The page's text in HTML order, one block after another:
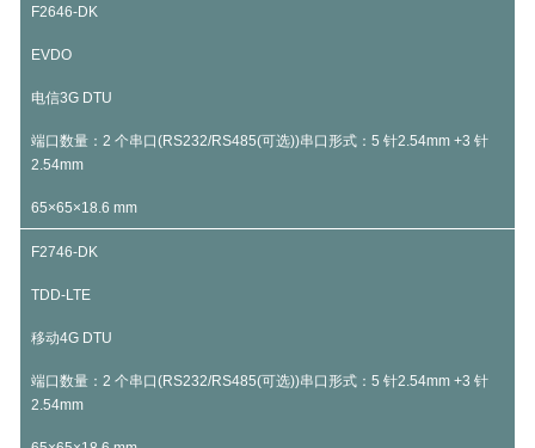
F2646-DK
EVDO
电信3G DTU
端口数量：2 个串口(RS232/RS485(可选))串口形式：5 针2.54mm +3 针
2.54mm
65×65×18.6 mm
F2746-DK
TDD-LTE
移动4G DTU
端口数量：2 个串口(RS232/RS485(可选))串口形式：5 针2.54mm +3 针
2.54mm